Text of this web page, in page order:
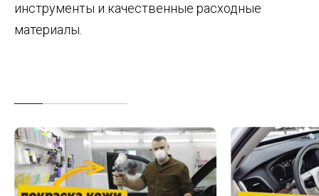
инструменты и качественные расходные
материалы.